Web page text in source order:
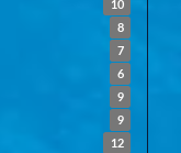
10
8
7
6
9
9
12